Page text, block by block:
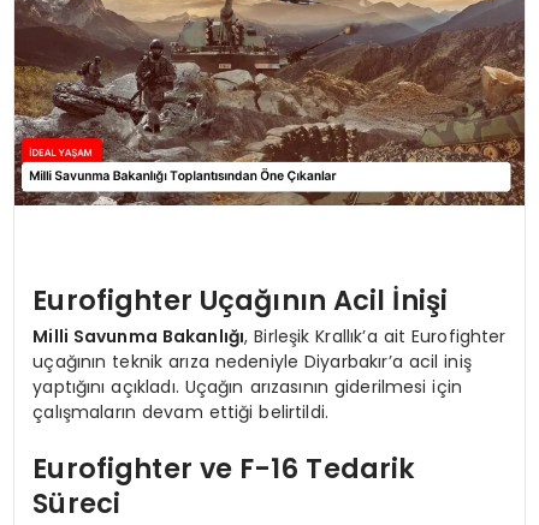
Eurofighter Uçağının Acil İnişi
Milli Savunma Bakanlığı, Birleşik Krallık’a ait Eurofighter
uçağının teknik arıza nedeniyle Diyarbakır’a acil iniş
yaptığını açıkladı. Uçağın arızasının giderilmesi için
çalışmaların devam ettiği belirtildi.
Eurofighter ve F-16 Tedarik
Süreci